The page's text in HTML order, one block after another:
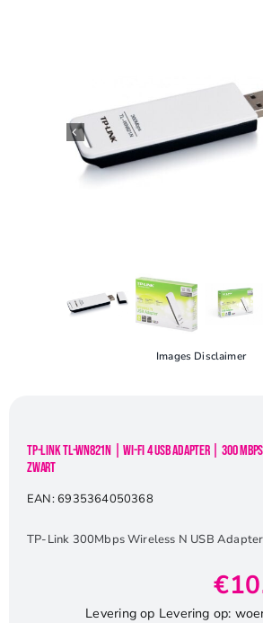
Contact
Images Disclaimer
TP-Link TL-WN821N | Wi-Fi 4 USB Adapter | 300
Zwart
EAN:6935364050368
TP-Link 300Mbps Wireless N USB Adapter
€
Levering op Levering op: